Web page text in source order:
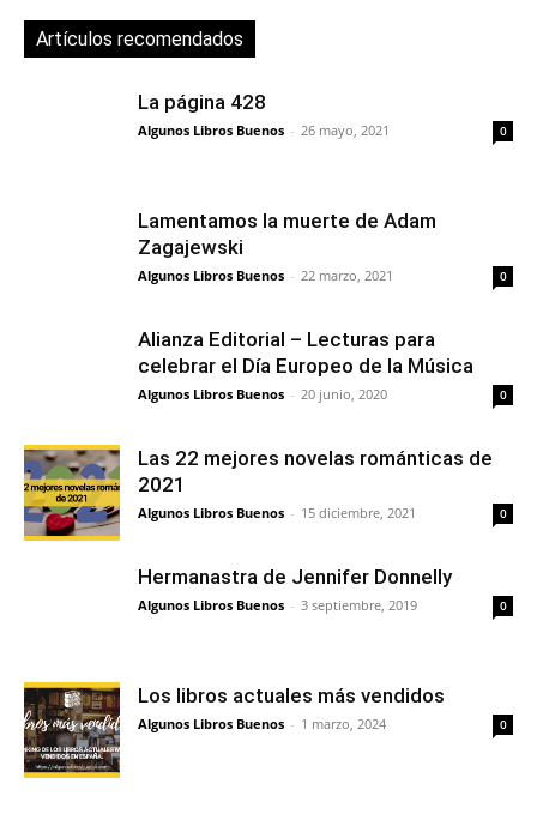
Artículos recomendados
La página 428
Algunos Libros Buenos - 26 mayo, 2021 0
Lamentamos la muerte de Adam
Zagajewski
Algunos Libros Buenos - 22 marzo, 2021 0
Alianza Editorial – Lecturas para
celebrar el Día Europeo de la Música
Algunos Libros Buenos - 20 junio, 2020 0
Las 22 mejores novelas románticas de
2021
Algunos Libros Buenos - 15 diciembre, 2021 0
Hermanastra de Jennifer Donnelly
Algunos Libros Buenos - 3 septiembre, 2019 0
Los libros actuales más vendidos
Algunos Libros Buenos - 1 marzo, 2024 0